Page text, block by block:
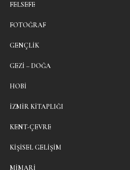
FELSEFE
FOTOĞRAF
GENÇLIK
GEZI – DOĞA
HOBI
İZMIR KITAPLIĞI
KENT-ÇEVRE
KIŞISEL GELIŞIM
MIMARI